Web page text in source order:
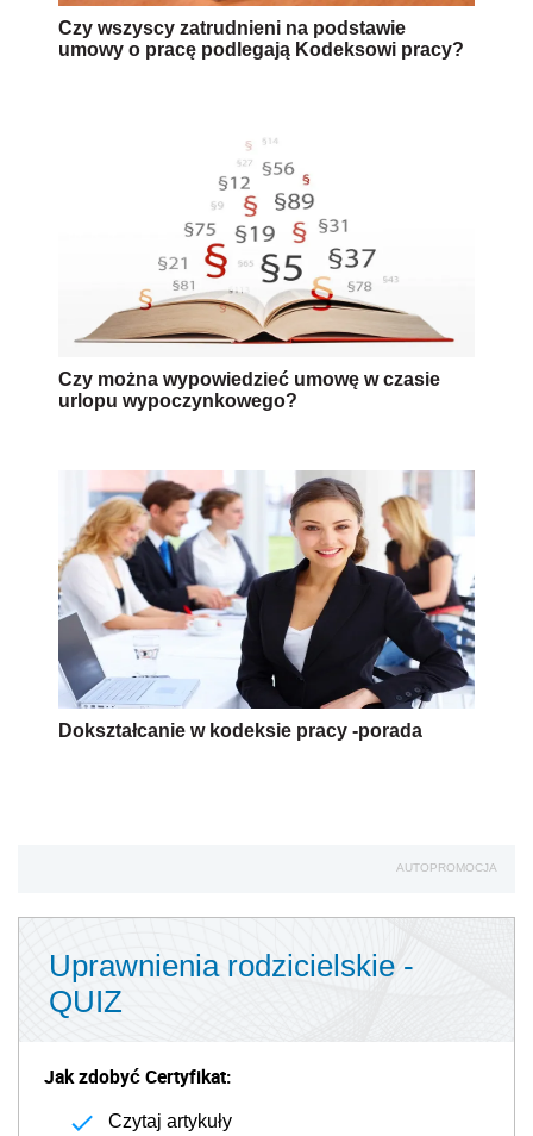
Czy wszyscy zatrudnieni na podstawie
umowy o pracę podlegają Kodeksowi pracy?
Czy można wypowiedzieć umowę w czasie
urlopu wypoczynkowego?
Dokształcanie w kodeksie pracy -porada
AUTOPROMOCJA
Uprawnienia rodzicielskie -
QUIZ
Jak zdobyć Certyfikat:
Czytaj artykuły